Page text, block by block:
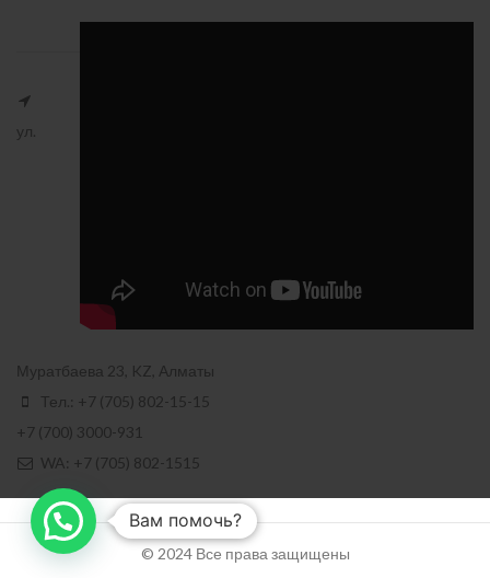
ул.
Муратбаева 23, KZ, Алматы
Тел.: +7 (705) 802-15-15
+7 (700) 3000-931
WA: +7 (705) 802-1515
© 2024 Все права защищены
Вам помочь?